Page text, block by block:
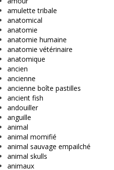
amulette tribale
anatomical
anatomie
anatomie humaine
anatomie vétérinaire
anatomique
ancien
ancienne
ancienne boîte pastilles
ancient fish
andouiller
anguille
animal
animal momifié
animal sauvage empailché
animal skulls
animaux